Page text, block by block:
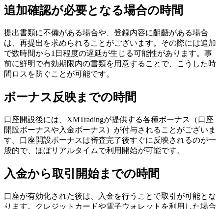
追加確認が必要となる場合の時間
提出書類に不備がある場合や、登録内容に齟齬がある場合
は、再提出を求められることがございます。その際には追加
で数時間から1日程度の遅延が生じる可能性があります。事
前に鮮明で有効期限内の書類を用意することで、こうした時
間ロスを防ぐことが可能です。
ボーナス反映までの時間
口座開設後には、XMTradingが提供する各種ボーナス（口座
開設ボーナスや入金ボーナス）が付与されることがございま
す。口座開設ボーナスは審査完了後すぐに反映されるのが一
般的で、ほぼリアルタイムで利用開始が可能です。
入金から取引開始までの時間
口座が有効化された後は、入金を行うことで取引が可能とな
ります。クレジットカードや電子ウォレットを利用した場合